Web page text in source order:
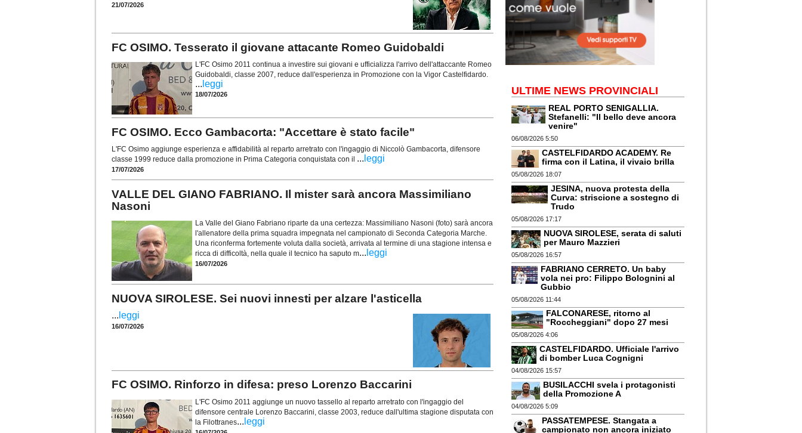
21/07/2026
FC OSIMO. Tesserato il giovane attacante Romeo Guidobaldi
L'FC Osimo 2011 continua a investire sui giovani e ufficializza l'arrivo dell'attaccante Romeo
Guidobaldi, classe 2007, reduce dall'esperienza in Promozione con la Vigor Castelfidardo.
... leggi
18/07/2026
FC OSIMO. Ecco Gambacorta: "Accettare è stato facile"
L'FC Osimo aggiunge esperienza e affidabilità al reparto arretrato con l'ingaggio di Niccolò Gambacorta, difensore
classe 1999 reduce dalla promozione in Prima Categoria conquistata con il ... leggi
17/07/2026
VALLE DEL GIANO FABRIANO. Il mister sarà ancora Massimiliano
Nasoni
La Valle del Giano Fabriano riparte da una certezza: Massimiliano Nasoni (foto) sarà ancora
l'allenatore della prima squadra impegnata nel campionato di Seconda Categoria Marche.
Una riconferma fortemente voluta dalla società, arrivata al termine di una stagione intensa e
ricca di difficoltà, nella quale il tecnico ha saputo m... leggi
16/07/2026
NUOVA SIROLESE. Sei nuovi innesti per alzare l'asticella
... leggi
16/07/2026
FC OSIMO. Rinforzo in difesa: preso Lorenzo Baccarini
L'FC Osimo 2011 aggiunge un nuovo tassello al reparto arretrato con l'ingaggio del
difensore centrale Lorenzo Baccarini, classe 2003, reduce dall'ultima stagione disputata con
la Filottranes... leggi
ULTIME NEWS PROVINCIALI
REAL PORTO SENIGALLIA.
Stefanelli: "Il bello deve ancora
venire"
06/08/2026 5:50
CASTELFIDARDO ACADEMY. Re
firma con il Latina, il vivaio brilla
05/08/2026 18:07
JESINA, nuova protesta della
Curva: striscione a sostegno di
Trudo
05/08/2026 17:17
NUOVA SIROLESE, serata di saluti
per Mauro Mazzieri
05/08/2026 16:57
FABRIANO CERRETO. Un baby
vola nei pro: Filippo Bolognini al
Gubbio
05/08/2026 11:44
FALCONARESE, ritorno al
"Roccheggiani" dopo 27 mesi
05/08/2026 4:06
CASTELFIDARDO. Ufficiale l'arrivo
di bomber Luca Cognigni
04/08/2026 15:57
BUSILACCHI svela i protagonisti
della Promozione A
04/08/2026 5:09
PASSATEMPESE. Stangata a
campionato non ancora iniziato